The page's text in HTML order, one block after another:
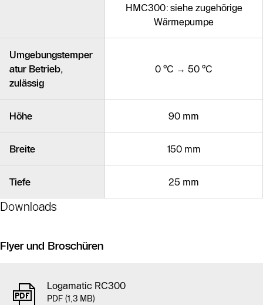
HMC300: siehe zugehörige
Wärmepumpe
Umgebungstemper
atur Betrieb,
zulässig
0 °C → 50 °C
Höhe 90 mm
Breite 150 mm
Tiefe 25 mm
Downloads
Flyer und Broschüren
Logamatic RC300
PDF (1,3 MB)